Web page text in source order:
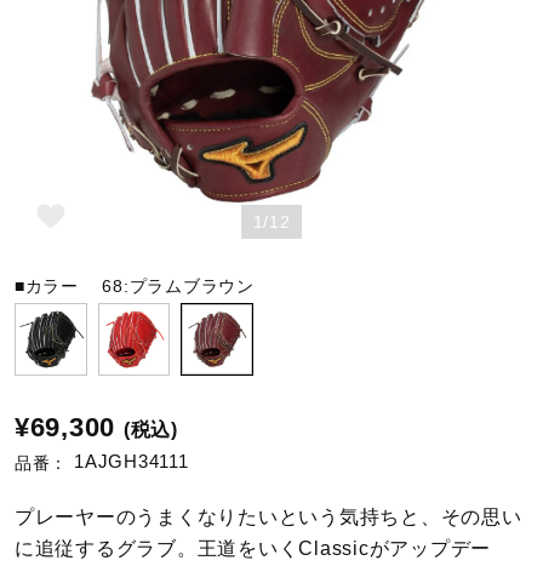
バレーボール
テニス／ソフトテニス
バドミントン
陸上競技
卓球
ソフトボール
柔道
1/12
■カラー68:プラムブラウン
¥69,300 (税込)
品番： 1AJGH34111
プレーヤーのうまくなりたいという気持ちと、その思い
に追従するグラブ。王道をいくClassicがアップデー